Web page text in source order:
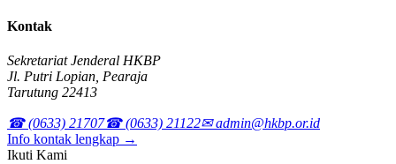
Kontak
Sekretariat Jenderal HKBP
Jl. Putri Lopian, Pearaja
Tarutung 22413
☎ (0633) 21707☎ (0633) 21122✉ admin@hkbp.or.id
Info kontak lengkap →
Ikuti Kami